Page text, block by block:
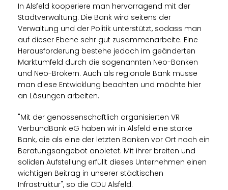
In Alsfeld kooperiere man hervorragend mit der
Stadtverwaltung. Die Bank wird seitens der
Verwaltung und der Politik unterstützt, sodass man
auf dieser Ebene sehr gut zusammenarbeite. Eine
Herausforderung bestehe jedoch im geänderten
Marktumfeld durch die sogenannten Neo-Banken
und Neo-Brokern. Auch als regionale Bank müsse
man diese Entwicklung beachten und möchte hier
an Lösungen arbeiten.
"Mit der genossenschaftlich organisierten VR
VerbundBank eG haben wir in Alsfeld eine starke
Bank, die als eine der letzten Banken vor Ort noch ein
Beratungsangebot anbietet. Mit ihrer breiten und
soliden Aufstellung erfüllt dieses Unternehmen einen
wichtigen Beitrag in unserer städtischen
Infrastruktur", so die CDU Alsfeld.